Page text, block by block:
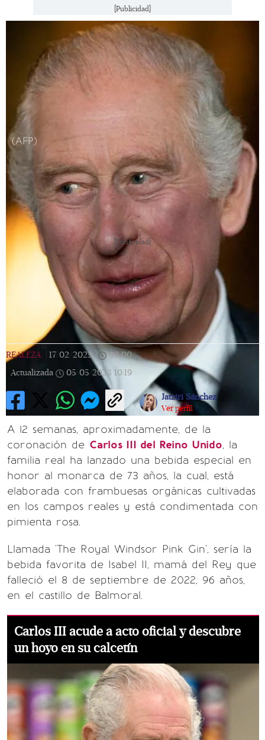
[Publicidad]
(AFP)
[Publicidad]
REALEZA 17/02/2023 | 09:00 |
Actualizada
05/05/2023 10:19
Jatziri Sánchez
Ver perfil
A 12 semanas, aproximadamente, de la
coronación de Carlos III del Reino Unido, la
familia real ha lanzado una bebida especial en
honor al monarca de 73 años, la cual, está
elaborada con frambuesas orgánicas cultivadas
en los campos reales y está condimentada con
pimienta rosa.
Llamada 'The Royal Windsor Pink Gin', sería la
bebida favorita de Isabel II, mamá del Rey que
falleció el 8 de septiembre de 2022, 96 años,
en el castillo de Balmoral.
Carlos III acude a acto oficial y descubre
un hoyo en su calcetín